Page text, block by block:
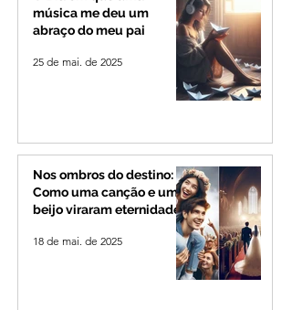
música me deu um
abraço do meu pai
25 de mai. de 2025
Nos ombros do destino:
Como uma canção e um
beijo viraram eternidade
18 de mai. de 2025